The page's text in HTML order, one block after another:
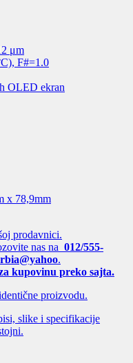
μm
F#=1.0
OLED ekran
x 78,9mm
prodavnici.
nas na 012/555-
.
kupovinu preko sajta.
proizvodu.
slike i specifikacije